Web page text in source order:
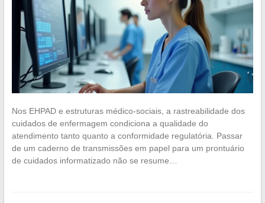
Nos EHPAD e estruturas médico-sociais, a rastreabilidade dos
cuidados de enfermagem condiciona a qualidade do
atendimento tanto quanto a conformidade regulatória. Passar
de um caderno de transmissões em papel para um prontuário
de cuidados informatizado não se resume…